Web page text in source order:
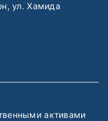
ул. Хамида
активами